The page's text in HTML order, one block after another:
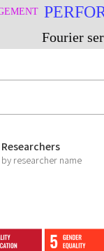
Researchers
by researcher name